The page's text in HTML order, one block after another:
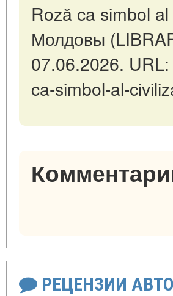
Roză ca simbol
Молдовы
07.06.2026.
ca-simbol-al-
РЕЦЕНЗИИ